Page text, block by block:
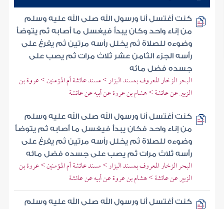
كنت أغتسل أنا ورسول الله صلى الله عليه وسلم
من إناء واحد وكان يبدأ فيغسل ما أصابه ثم يتوضأ
وضوءه للصلاة ثم يخلل رأسه مرتين ثم يفرغ على
رأسه الجزء الثامن عشر ثلاث مرات ثم يصب على
جسده فضل مائه
البحر الزخار المعروف بمسند البزار > مسند عائشة أم المؤمنين > عروة بن
الزبير عن عائشة > هشام بن عروة عن أبيه عن عائشة
كنت أغتسل أنا ورسول الله صلى الله عليه وسلم
من إناء واحد فكان يبدأ فيغسل ما أصابه ثم يتوضأ
وضوءه للصلاة ثم يخلل رأسه مرتين ثم يفرغ على
رأسه ثلاث مرات ثم يصب على جسده فضل مائه
البحر الزخار المعروف بمسند البزار > مسند عائشة أم المؤمنين > عروة بن
الزبير عن عائشة > هشام بن عروة عن أبيه عن عائشة
كنت أغتسل أنا ورسول الله صلى الله عليه وسلم